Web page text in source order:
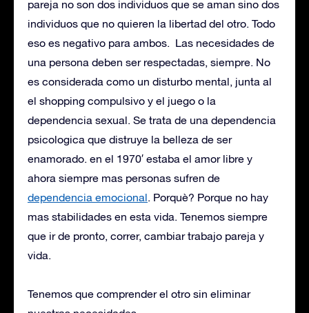
pareja no son dos individuos que se aman sino dos
individuos que no quieren la libertad del otro. Todo
eso es negativo para ambos. Las necesidades de
una persona deben ser respectadas, siempre. No
es considerada como un disturbo mental, junta al
el shopping compulsivo y el juego o la
dependencia sexual. Se trata de una dependencia
psicologica que distruye la belleza de ser
enamorado. en el 1970′ estaba el amor libre y
ahora siempre mas personas sufren de
dependencia emocional. Porquè? Porque no hay
mas stabilidades en esta vida. Tenemos siempre
que ir de pronto, correr, cambiar trabajo pareja y
vida.
Tenemos que comprender el otro sin eliminar